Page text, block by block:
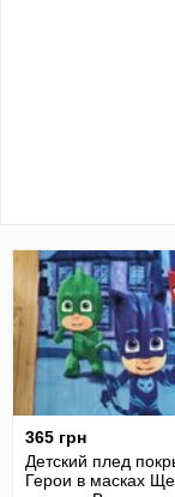
365 грн
Детский плед
Герои в масках